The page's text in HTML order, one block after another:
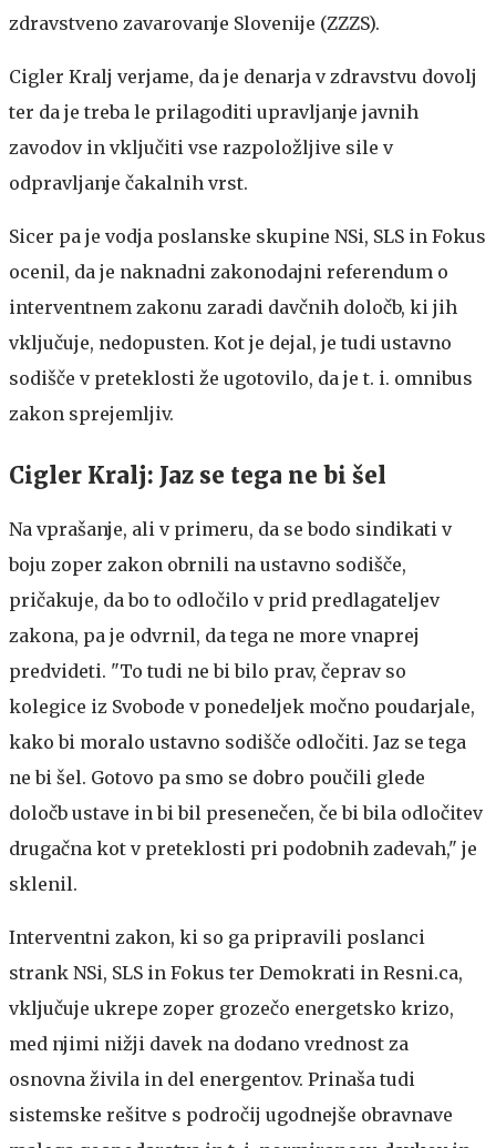
zdravstveno zavarovanje Slovenije (ZZZS).
Cigler Kralj verjame, da je denarja v zdravstvu dovolj
ter da je treba le prilagoditi upravljanje javnih
zavodov in vključiti vse razpoložljive sile v
odpravljanje čakalnih vrst.
Sicer pa je vodja poslanske skupine NSi, SLS in Fokus
ocenil, da je naknadni zakonodajni referendum o
interventnem zakonu zaradi davčnih določb, ki jih
vključuje, nedopusten. Kot je dejal, je tudi ustavno
sodišče v preteklosti že ugotovilo, da je t. i. omnibus
zakon sprejemljiv.
Cigler Kralj: Jaz se tega ne bi šel
Na vprašanje, ali v primeru, da se bodo sindikati v
boju zoper zakon obrnili na ustavno sodišče,
pričakuje, da bo to odločilo v prid predlagateljev
zakona, pa je odvrnil, da tega ne more vnaprej
predvideti. "To tudi ne bi bilo prav, čeprav so
kolegice iz Svobode v ponedeljek močno poudarjale,
kako bi moralo ustavno sodišče odločiti. Jaz se tega
ne bi šel. Gotovo pa smo se dobro poučili glede
določb ustave in bi bil presenečen, če bi bila odločitev
drugačna kot v preteklosti pri podobnih zadevah," je
sklenil.
Interventni zakon, ki so ga pripravili poslanci
strank NSi, SLS in Fokus ter Demokrati in Resni.ca,
vključuje ukrepe zoper grozečo energetsko krizo,
med njimi nižji davek na dodano vrednost za
osnovna živila in del energentov. Prinaša tudi
sistemske rešitve s področij ugodnejše obravnave